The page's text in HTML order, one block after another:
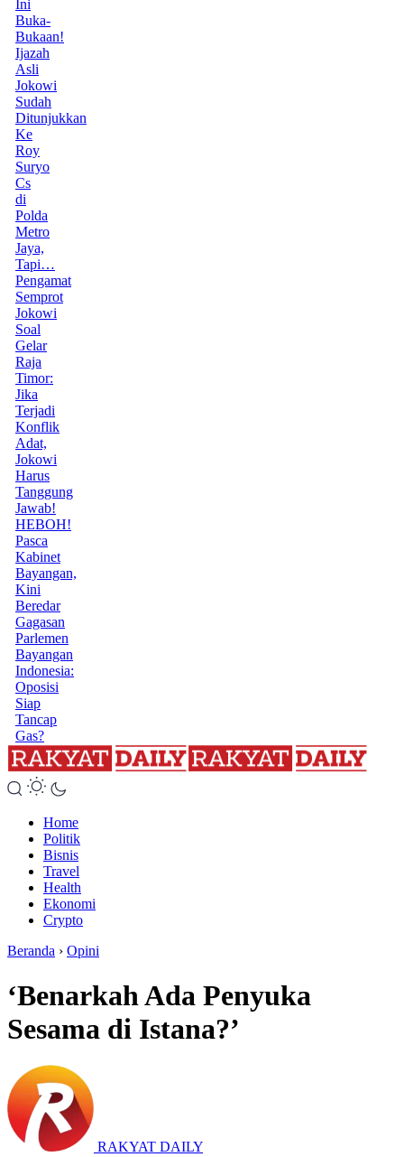
Ini
Buka-
Bukaan!
Ijazah
Asli
Jokowi
Sudah
Ditunjukkan
Ke
Roy
Suryo
Cs
di
Polda
Metro
Jaya,
Tapi…
Pengamat
Semprot
Jokowi
Soal
Gelar
Raja
Timor:
Jika
Terjadi
Konflik
Adat,
Jokowi
Harus
Tanggung
Jawab!
HEBOH!
Pasca
Kabinet
Bayangan,
Kini
Beredar
Gagasan
Parlemen
Bayangan
Indonesia:
Oposisi
Siap
Tancap
Gas?
Home
Politik
Bisnis
Travel
Health
Ekonomi
Crypto
Beranda › Opini
‘Benarkah Ada Penyuka
Sesama di Istana?’
RAKYAT DAILY